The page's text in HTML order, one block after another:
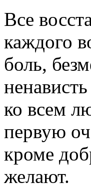
Все
каждого
боль,
ко всем
первую
кроме
желают.